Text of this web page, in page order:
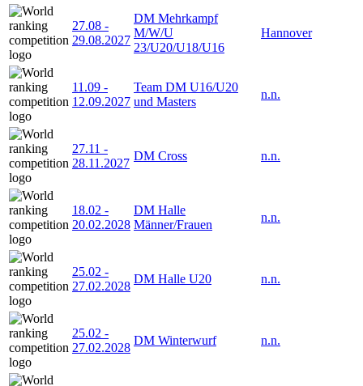
27.08 -
29.08.2027
DM Mehrkampf
M/W/U
23/U20/U18/U16
Hannover
11.09 -
12.09.2027
Team DM U16/U20
und Masters
n.n.
27.11 -
28.11.2027
DM Cross n.n.
18.02 -
20.02.2028
DM Halle
Männer/Frauen
n.n.
25.02 -
27.02.2028
DM Halle U20 n.n.
25.02 -
27.02.2028
DM Winterwurf n.n.